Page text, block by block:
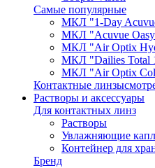
Самые популярные
МКЛ "1-Day
МКЛ "Acuvue
МКЛ "Air Optix
МКЛ "Dailies Total
МКЛ "Air Optix
Контактные линзы
Растворы и аксессуары
Для контактных линз
Растворы
Увлажняющие
Контейнер для
Бренд